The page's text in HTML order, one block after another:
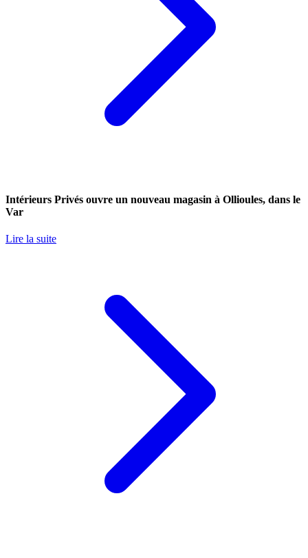
Intérieurs Privés ouvre un nouveau magasin à Ollioules, dans le
Var
Lire la suite